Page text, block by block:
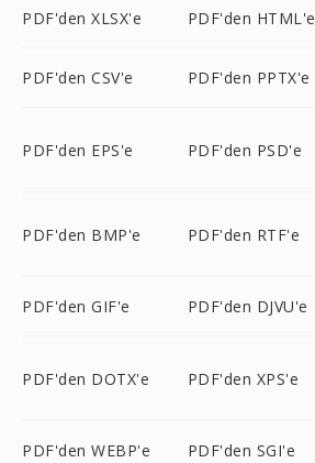
PDF'den XLSX'e PDF'den HTML'e
PDF'den CSV'e PDF'den PPTX'e
PDF'den EPS'e PDF'den PSD'e
PDF'den BMP'e PDF'den RTF'e
PDF'den GIF'e PDF'den DJVU'e
PDF'den DOTX'e PDF'den XPS'e
PDF'den WEBP'e PDF'den SGI'e